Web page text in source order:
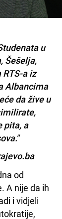
u
Šešelja,
a iz
Albancima
da žive u
pita, a
od
A nije da ih
i vidjeli